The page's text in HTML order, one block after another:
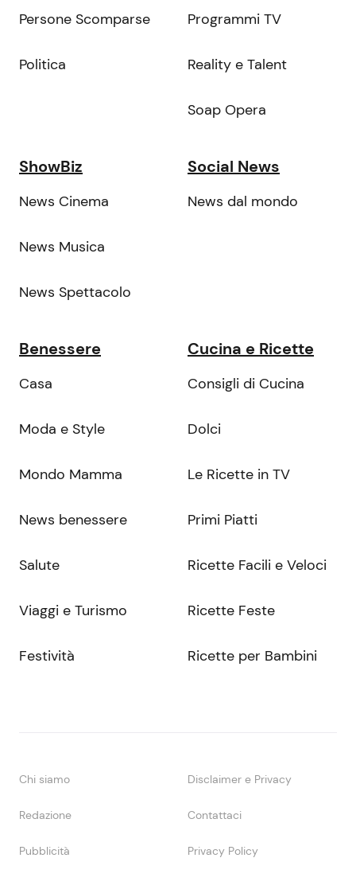
Persone Scomparse
Politica
Programmi TV
Reality e Talent
Soap Opera
ShowBiz
News Cinema
News Musica
News Spettacolo
Social News
News dal mondo
Benessere
Casa
Moda e Style
Mondo Mamma
News benessere
Salute
Viaggi e Turismo
Festività
Cucina e Ricette
Consigli di Cucina
Dolci
Le Ricette in TV
Primi Piatti
Ricette Facili e Veloci
Ricette Feste
Ricette per Bambini
Chi siamo Disclaimer e Privacy
Redazione Contattaci
Pubblicità Privacy Policy